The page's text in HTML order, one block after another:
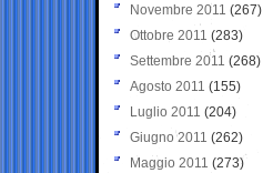
Novembre 2011 (267)
Ottobre 2011 (283)
Settembre 2011 (268)
Agosto 2011 (155)
Luglio 2011 (204)
Giugno 2011 (262)
Maggio 2011 (273)